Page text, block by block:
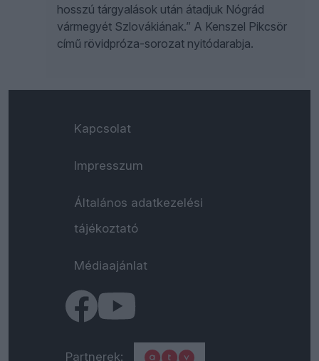
hosszú tárgyalások után átadjuk Nógrád
vármegyét Szlovákiának.” A Kenszel Pikcsör
című rövidpróza-sorozat nyitódarabja.
Kapcsolat
Impresszum
Általános adatkezelési
tájékoztató
Médiaajánlat
Partnerek: